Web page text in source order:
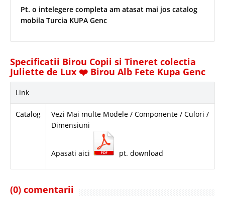
Pt. o intelegere completa am atasat mai jos catalog
mobila Turcia KUPA Genc
Specificatii Birou Copii si Tineret colectia
Juliette de Lux ❤️ Birou Alb Fete Kupa Genc
Link
Catalog
Vezi Mai multe Modele / Componente / Culori /
Dimensiuni
Apasati aici pt. download
(0) comentarii